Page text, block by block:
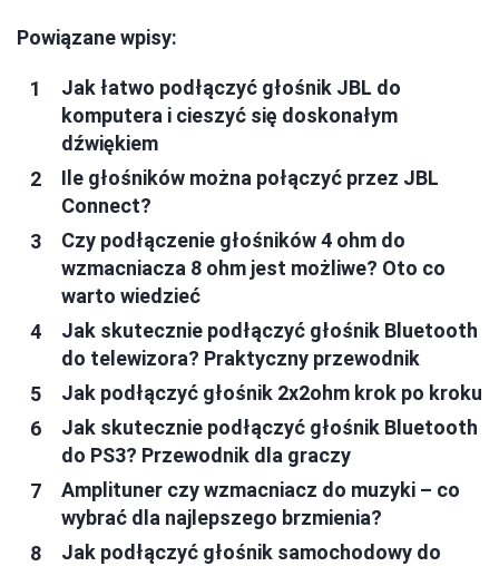
Powiązane wpisy:
Jak łatwo podłączyć głośnik JBL do
komputera i cieszyć się doskonałym
dźwiękiem
Ile głośników można połączyć przez JBL
Connect?
Czy podłączenie głośników 4 ohm do
wzmacniacza 8 ohm jest możliwe? Oto co
warto wiedzieć
Jak skutecznie podłączyć głośnik Bluetooth
do telewizora? Praktyczny przewodnik
Jak podłączyć głośnik 2x2ohm krok po kroku
Jak skutecznie podłączyć głośnik Bluetooth
do PS3? Przewodnik dla graczy
Amplituner czy wzmacniacz do muzyki – co
wybrać dla najlepszego brzmienia?
Jak podłączyć głośnik samochodowy do